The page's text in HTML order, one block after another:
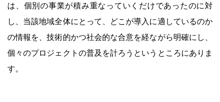
は、個別の事業が積み重なっていくだけであったのに対
し、当該地域全体にとって、どこが導入に適しているのか
の情報を、技術的かつ社会的な合意を経ながら明確にし、
個々のプロジェクトの普及を計ろうというところにありま
す。